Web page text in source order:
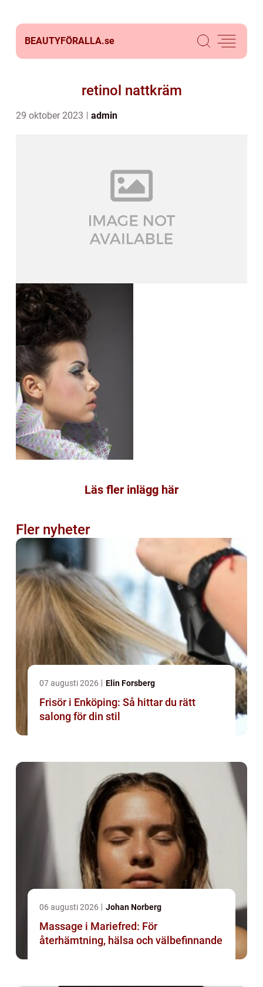
BEAUTYFÖRALLA.se
retinol nattkräm
29 oktober 2023 admin
Läs fler inlägg här
Fler nyheter
07 augusti 2026 Elin Forsberg
Frisör i Enköping: Så hittar du rätt
salong för din stil
06 augusti 2026 Johan Norberg
Massage i Mariefred: För
återhämtning, hälsa och välbefinnande